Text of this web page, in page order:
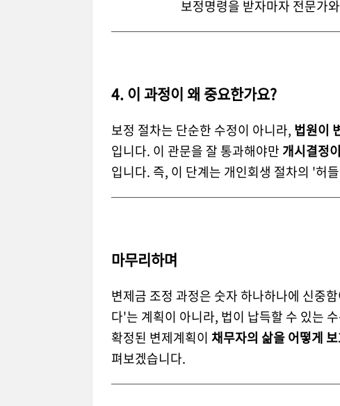
보정명령을 받자마자 전문가
4. 이 과정이 왜 중요한가요?
보정 절차는 단순한 수정이 아니라, 법원이
입니다. 이 관문을 잘 통과해야만 개시결정
입니다. 즉, 이 단계는 개인회생 절차의 '허
마무리하며
변제금 조정 과정은 숫자 하나하나에 신중
다'는 계획이 아니라, 법이 납득할 수 있는
확정된 변제계획이 채무자의 삶을 어떻게
펴보겠습니다.